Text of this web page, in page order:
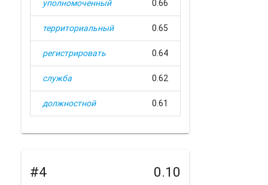
уполномоченный 0.66
территориальный 0.65
регистрировать 0.64
служба 0.62
должностной 0.61
#4 0.10